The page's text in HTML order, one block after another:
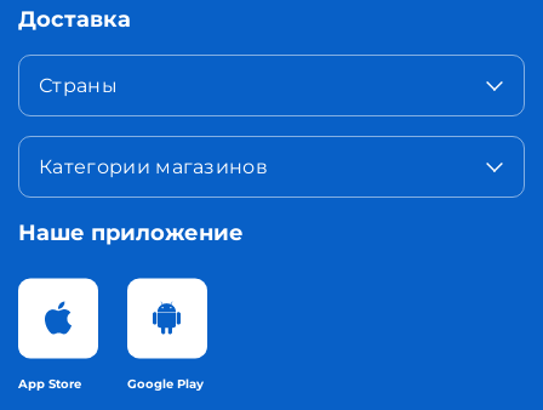
Доставка
Страны
Категории магазинов
Наше приложение
App Store Google Play